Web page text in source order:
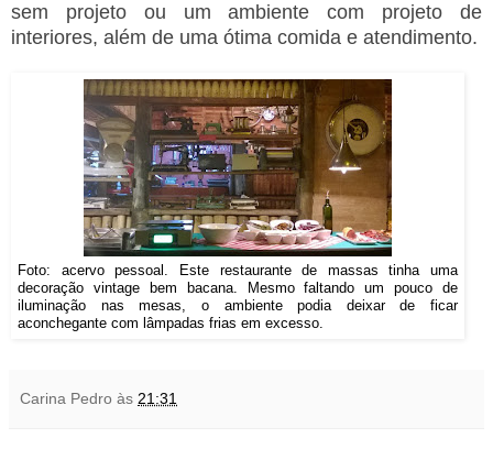
sem projeto ou um ambiente com projeto de
interiores, além de uma ótima comida e atendimento.
Foto: acervo pessoal. Este restaurante de massas tinha uma
decoração vintage bem bacana. Mesmo faltando um pouco de
iluminação nas mesas, o ambiente podia deixar de ficar
aconchegante com lâmpadas frias em excesso.
Carina Pedro às 21:31